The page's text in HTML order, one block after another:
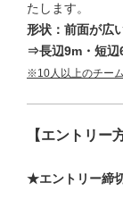
たします。
形状：前面が広
⇒長辺9m・短辺
※10人以上のチー
【エントリー
★エントリー締